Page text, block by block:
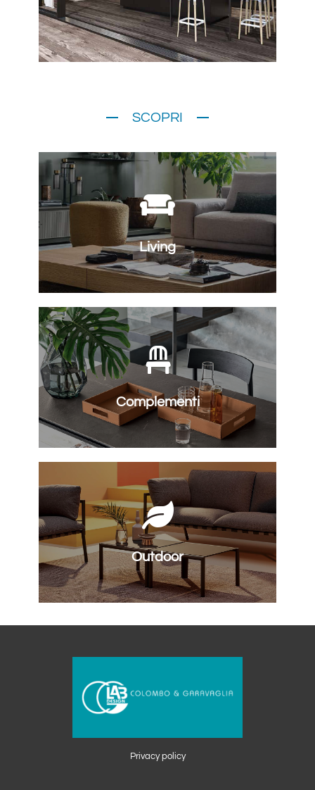
SCOPRI
Living
SCOPRI
Complementi
SCOPRI
Outdoor
Privacy policy